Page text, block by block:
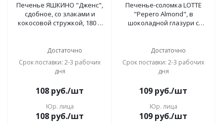
Печенье ЯШКИНО "Дженс",
сдобное, со злаками и
кокосовой стружкой, 180 г,
Достаточно
Срок поставки: 2-3 рабочих
дня
108 руб./шт
Юр. лица
108 руб./шт
Печенье-соломка LOTTE
"Pepero Almond", в
шоколадной глазури с
Достаточно
Срок поставки: 2-3 рабочих
дня
109 руб./шт
Юр. лица
109 руб./шт